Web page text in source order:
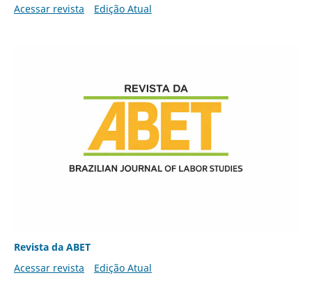
Acessar revista Edição Atual
Revista da ABET
Acessar revista
Edição Atual